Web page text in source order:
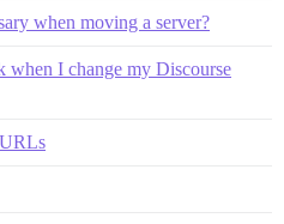
when moving a server?
I change my Discourse